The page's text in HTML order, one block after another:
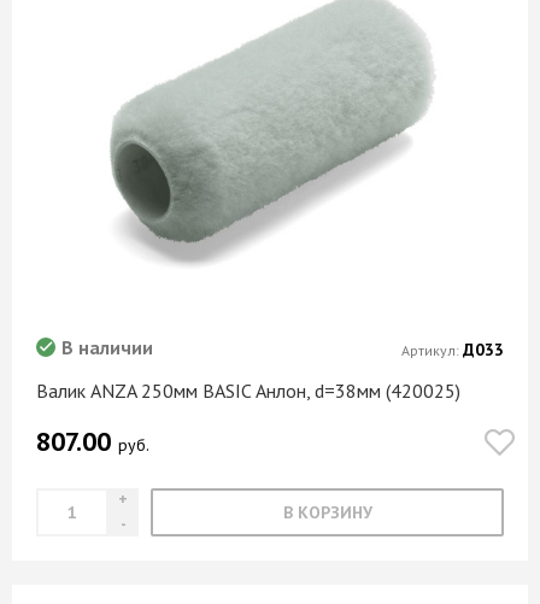
Валик ANZA 250мм BASIC Анлон, d=38мм (420025)
В наличии
807.00 руб.
В КОРЗИНУ
Артикул: Д033